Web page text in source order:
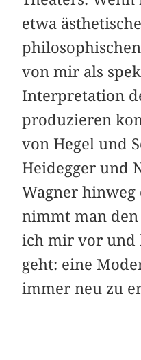
etwa
von mir als
Interpretation
produzieren
von Hegel und
Heidegger und
Wagner hinweg
nimmt man
ich mir vor und
geht: eine
immer neu zu